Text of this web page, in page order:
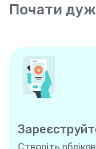
Почати